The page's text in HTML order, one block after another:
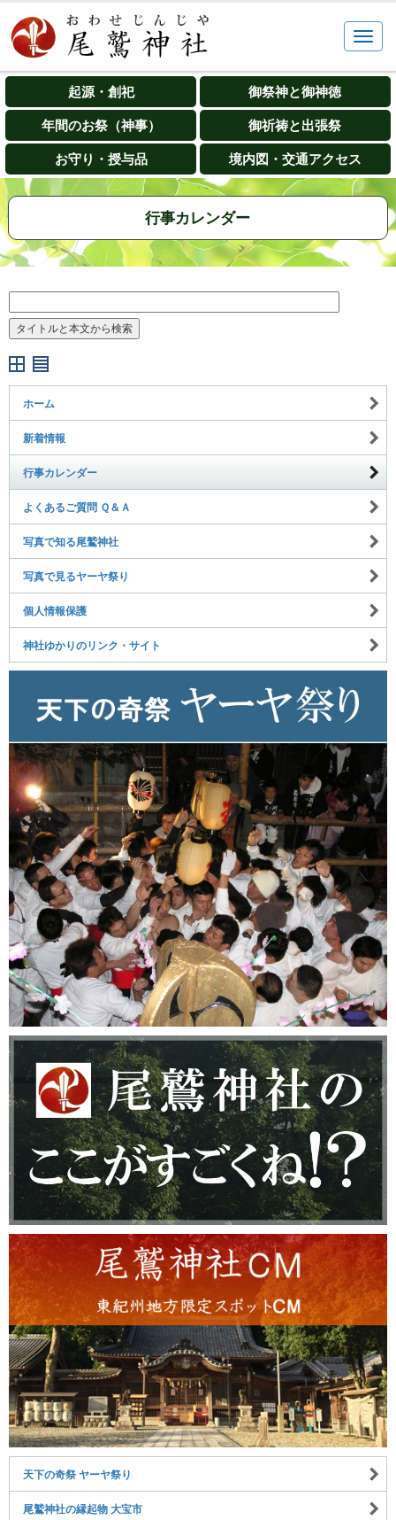
起源・創祀 御祭神と御神徳
年間のお祭（神事） 御祈祷と出張祭
お守り・授与品 境内図・交通アクセス
行事カレンダー
ホーム
新着情報
行事カレンダー
よくあるご質問 Ｑ＆Ａ
写真で知る尾鷲神社
写真で見るヤーヤ祭り
個人情報保護
神社ゆかりのリンク・サイト
天下の奇祭 ヤーヤ祭り
尾鷲神社の縁起物 大宝市